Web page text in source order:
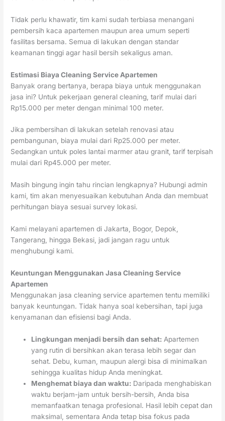
Tidak perlu khawatir, tim kami sudah terbiasa menangani
pembersih kaca apartemen maupun area umum seperti
fasilitas bersama. Semua di lakukan dengan standar
keamanan tinggi agar hasil bersih sekaligus aman.
Estimasi Biaya Cleaning Service Apartemen
Banyak orang bertanya, berapa biaya untuk menggunakan
jasa ini? Untuk pekerjaan general cleaning, tarif mulai dari
Rp15.000 per meter dengan minimal 100 meter.
Jika pembersihan di lakukan setelah renovasi atau
pembangunan, biaya mulai dari Rp25.000 per meter.
Sedangkan untuk poles lantai marmer atau granit, tarif terpisah
mulai dari Rp45.000 per meter.
Masih bingung ingin tahu rincian lengkapnya? Hubungi admin
kami, tim akan menyesuaikan kebutuhan Anda dan membuat
perhitungan biaya sesuai survey lokasi.
Kami melayani apartemen di Jakarta, Bogor, Depok,
Tangerang, hingga Bekasi, jadi jangan ragu untuk
menghubungi kami.
Keuntungan Menggunakan Jasa Cleaning Service
Apartemen
Menggunakan jasa cleaning service apartemen tentu memiliki
banyak keuntungan. Tidak hanya soal kebersihan, tapi juga
kenyamanan dan efisiensi bagi Anda.
Lingkungan menjadi bersih dan sehat: Apartemen
yang rutin di bersihkan akan terasa lebih segar dan
sehat. Debu, kuman, maupun alergi bisa di minimalkan
sehingga kualitas hidup Anda meningkat.
Menghemat biaya dan waktu: Daripada menghabiskan
waktu berjam-jam untuk bersih-bersih, Anda bisa
memanfaatkan tenaga profesional. Hasil lebih cepat dan
maksimal, sementara Anda tetap bisa fokus pada